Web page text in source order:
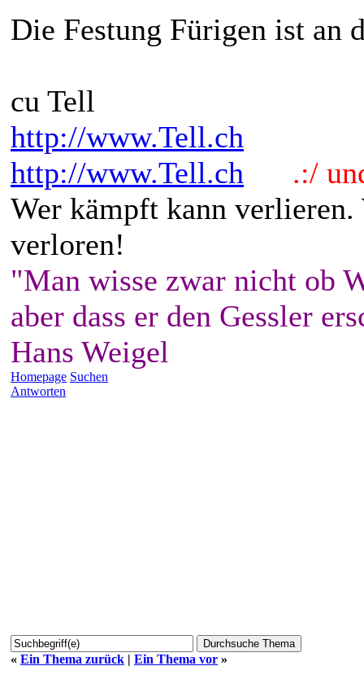
Die Festung Fürigen ist an
cu Tell
http://www.Tell.ch
http://www.Tell.ch
.:/
Wer kämpft kann
verloren!
"Man wisse zwar nicht ob
aber dass er den Gessler
Hans Weigel
Homepage Suchen
Antworten
« Ein Thema zurück | Ein Thema vor »